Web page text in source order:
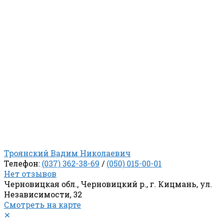
Троянский Вадим Николаевич
Телефон: (037) 362-38-69 / (050) 015-00-01
Нет отзывов
Черновицкая обл., Черновицкий р., г. Кицмань, ул.
Независимости, 32
Смотреть на карте
✕